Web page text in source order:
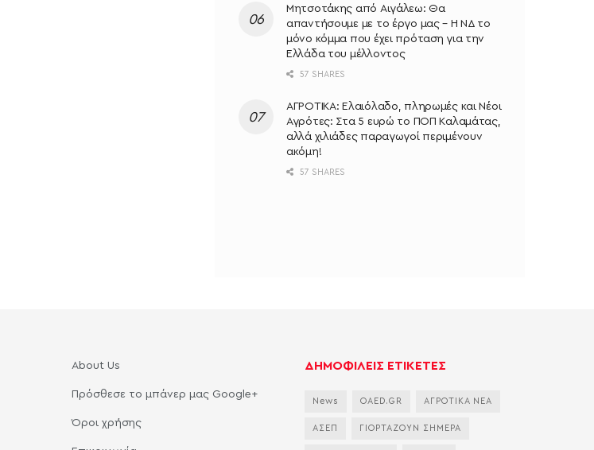
Μητσοτάκης από Αιγάλεω: Θα
απαντήσουμε με το έργο μας – Η ΝΔ το
μόνο κόμμα που έχει πρόταση για την
Ελλάδα του μέλλοντος
57 SHARES
ΑΓΡΟΤΙΚΑ: Ελαιόλαδο, πληρωμές και Νέοι
Αγρότες: Στα 5 ευρώ το ΠΟΠ Καλαμάτας,
αλλά χιλιάδες παραγωγοί περιμένουν
ακόμη!
57 SHARES
About Us
Πρόσθεσε το μπάνερ μας Google+
Όροι χρήσης
ΔΗΜΟΦΙΛΕΙΣ ΕΤΙΚΕΤΕΣ
News OAED.GR ΑΓΡΟΤΙΚΑ ΝΕΑ
ΑΣΕΠ ΓΙΟΡΤΑΖΟΥΝ ΣΗΜΕΡΑ